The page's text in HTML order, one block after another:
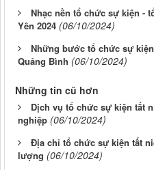
Nhạc nền tổ chức sự kiện -
Yên 2024 (06/10/2024)
Những bước tổ chức sự
Quảng Bình (06/10/2024)
Những tin cũ hơn
Dịch vụ tổ chức sự kiện tất
nghiệp (06/10/2024)
Địa chỉ tổ chức sự kiện tất
lượng (06/10/2024)